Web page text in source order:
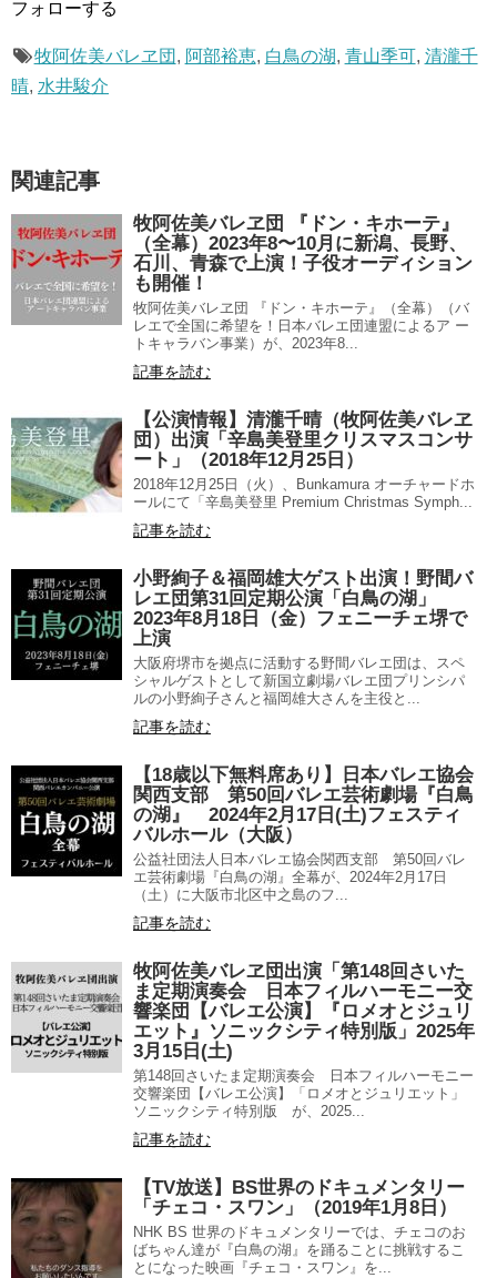
フォローする
牧阿佐美バレヱ団 , 阿部裕恵, 白鳥の湖, 青山季可, 清瀧千
晴, 水井駿介
関連記事
牧阿佐美バレヱ団 『ドン・キホーテ』
（全幕）2023年8〜10月に新潟、長野、
石川、青森で上演！子役オーディション
も開催！
牧阿佐美バレヱ団 『ドン・キホーテ』（全幕）（バ
レエで全国に希望を！日本バレエ団連盟によるア ー
トキャラバン事業）が、2023年8...
記事を読む
【公演情報】清瀧千晴（牧阿佐美バレヱ
団）出演「辛島美登里クリスマスコンサ
ート」（2018年12月25日）
2018年12月25日（火）、Bunkamura オーチャードホ
ールにて「辛島美登里 Premium Christmas Symph...
記事を読む
小野絢子＆福岡雄大ゲスト出演！野間バ
レエ団第31回定期公演「白鳥の湖」
2023年8月18日（金）フェニーチェ堺で
上演
大阪府堺市を拠点に活動する野間バレエ団は、スペ
シャルゲストとして新国立劇場バレエ団プリンシパ
ルの小野絢子さんと福岡雄大さんを主役と...
記事を読む
【18歳以下無料席あり】日本バレエ協会
関西支部 第50回バレエ芸術劇場『白鳥
の湖』 2024年2月17日(土)フェスティ
バルホール（大阪）
公益社団法人日本バレエ協会関西支部 第50回バレ
エ芸術劇場『白鳥の湖』全幕が、2024年2月17日
（土）に大阪市北区中之島のフ...
記事を読む
牧阿佐美バレヱ団出演「第148回さいた
ま定期演奏会 日本フィルハーモニー交
響楽団【バレエ公演】『ロメオとジュリ
エット』ソニックシティ特別版」2025年
3月15日(土)
第148回さいたま定期演奏会 日本フィルハーモニー
交響楽団【バレエ公演】「ロメオとジュリエット」
ソニックシティ特別版 が、2025...
記事を読む
【TV放送】BS世界のドキュメンタリー
「チェコ・スワン」（2019年1月8日）
NHK BS 世界のドキュメンタリーでは、チェコのお
ばちゃん達が『白鳥の湖』を踊ることに挑戦するこ
とになった映画『チェコ・スワン』を...